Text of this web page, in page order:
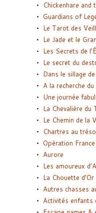
Chickenhare
Guardians of
Le Tarot des
Le Jade et le
Les Secrets de
Le secret du
Dans le sillage
A la recherche du
Une journée
La Chevalière du
Le Chemin de la
Chartres au
Opération
Aurore
Les amoureux
La Chouette d’Or
Autres chasses
Activités enfants